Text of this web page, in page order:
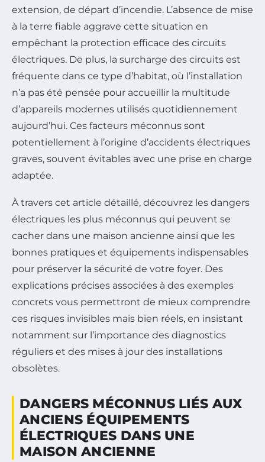
extension, de départ d’incendie. L’absence de mise
à la terre fiable aggrave cette situation en
empêchant la protection efficace des circuits
électriques. De plus, la surcharge des circuits est
fréquente dans ce type d’habitat, où l’installation
n’a pas été pensée pour accueillir la multitude
d’appareils modernes utilisés quotidiennement
aujourd’hui. Ces facteurs méconnus sont
potentiellement à l’origine d’accidents électriques
graves, souvent évitables avec une prise en charge
adaptée.
À travers cet article détaillé, découvrez les dangers
électriques les plus méconnus qui peuvent se
cacher dans une maison ancienne ainsi que les
bonnes pratiques et équipements indispensables
pour préserver la sécurité de votre foyer. Des
explications précises associées à des exemples
concrets vous permettront de mieux comprendre
ces risques invisibles mais bien réels, en insistant
notamment sur l’importance des diagnostics
réguliers et des mises à jour des installations
obsolètes.
DANGERS MÉCONNUS LIÉS AUX
ANCIENS ÉQUIPEMENTS
ÉLECTRIQUES DANS UNE
MAISON ANCIENNE